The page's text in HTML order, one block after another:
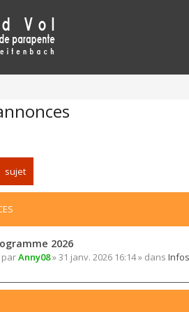
sujet
2026
parAnny08» 31 janv. 2026 16:14 » dans Infos